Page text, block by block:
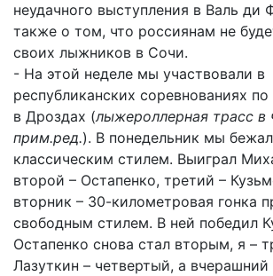
неудачного выступления в Валь ди
также о том, что россиянам не
своих лыжников в Сочи.
- На этой неделе мы участвовали в
республиканских соревнованиях
в Дроздах (лыжероллерная трасс в
прим.ред.). В понедельник мы
классическим стилем. Выиграл
второй – Остапенко, третий –
вторник – 30-километровая гонка
свободным стилем. В ней победил
Остапенко снова стал вторым, я –
Лазуткин – четвертый, а вчерашний